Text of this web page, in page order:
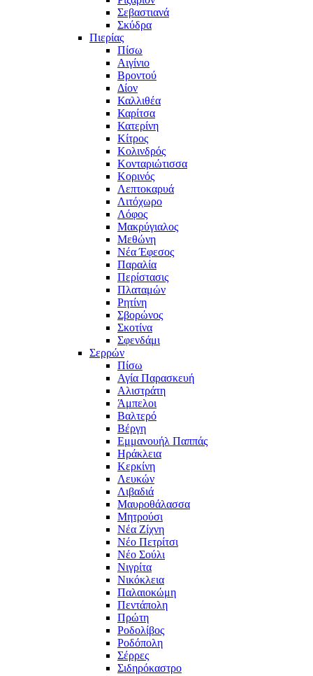
Σεβαστιανά
Σκύδρα
Πιερίας
Πίσω
Αιγίνιο
Βροντού
Δίον
Καλλιθέα
Καρίτσα
Κατερίνη
Κίτρος
Κολινδρός
Κονταριώτισσα
Κορινός
Λεπτοκαρυά
Λιτόχωρο
Λόφος
Μακρύγιαλος
Μεθώνη
Νέα Έφεσος
Παραλία
Περίστασις
Πλαταμών
Ρητίνη
Σβορώνος
Σκοτίνα
Σφενδάμι
Σερρών
Πίσω
Αγία Παρασκευή
Αλιστράτη
Άμπελοι
Βαλτερό
Βέργη
Εμμανουήλ Παππάς
Ηράκλεια
Κερκίνη
Λευκών
Λιβαδιά
Μαυροθάλασσα
Μητρούσι
Νέα Ζίχνη
Νέο Πετρίτσι
Νέο Σούλι
Νιγρίτα
Νικόκλεια
Παλαιοκώμη
Πεντάπολη
Πρώτη
Ροδολίβος
Ροδόπολη
Σέρρες
Σιδηρόκαστρο